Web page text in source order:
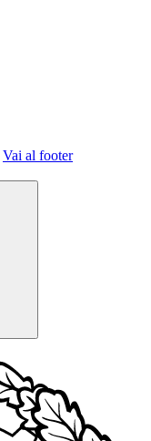
Vai al footer